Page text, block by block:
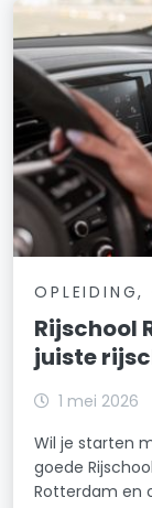
OPLEIDING,
Rijschool
juiste
1 mei 2026
Wil je starten
goede
Rotterdam en